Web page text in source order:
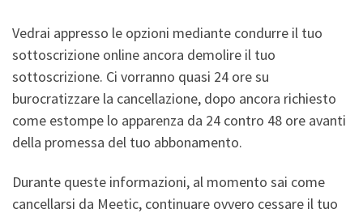
Vedrai appresso le opzioni mediante condurre il tuo
sottoscrizione online ancora demolire il tuo
sottoscrizione. Ci vorranno quasi 24 ore su
burocratizzare la cancellazione, dopo ancora richiesto
come estompe lo apparenza da 24 contro 48 ore avanti
della promessa del tuo abbonamento.
Durante queste informazioni, al momento sai come
cancellarsi da Meetic, continuare ovvero cessare il tuo